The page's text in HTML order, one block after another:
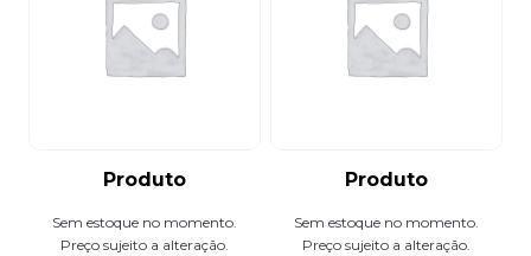
Produto
Sem estoque no momento.
Preço sujeito a alteração.
Produto
Sem estoque no momento.
Preço sujeito a alteração.